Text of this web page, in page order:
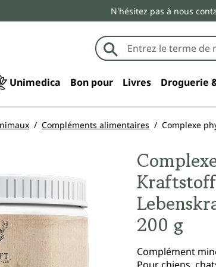
N'hésitez pas à nous
Unimedica Bon pour Livres Droguerie
Compléments alimentaires Complexe
200 g
Complément